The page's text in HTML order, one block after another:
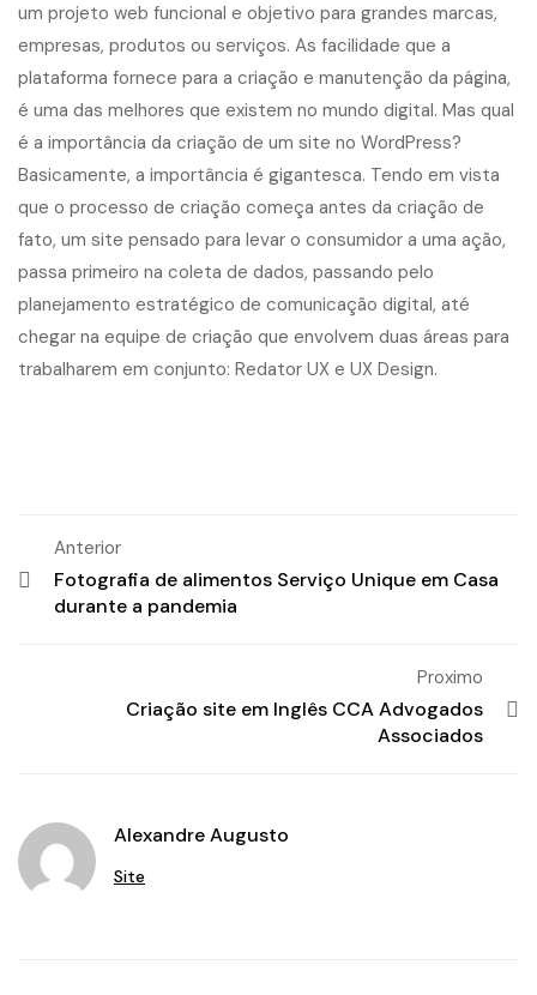
um projeto web funcional e objetivo para grandes marcas,
empresas, produtos ou serviços. As facilidade que a
plataforma fornece para a criação e manutenção da página,
é uma das melhores que existem no mundo digital. Mas qual
é a importância da criação de um site no WordPress?
Basicamente, a importância é gigantesca. Tendo em vista
que o processo de criação começa antes da criação de
fato, um site pensado para levar o consumidor a uma ação,
passa primeiro na coleta de dados, passando pelo
planejamento estratégico de comunicação digital, até
chegar na equipe de criação que envolvem duas áreas para
trabalharem em conjunto: Redator UX e UX Design.
Anterior
Fotografia de alimentos Serviço Unique em Casa
durante a pandemia
Proximo
Criação site em Inglês CCA Advogados
Associados
Alexandre Augusto
Site